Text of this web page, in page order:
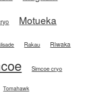
Motueka
Rakau Riwaka
Simcoe cryo
Tomahawk